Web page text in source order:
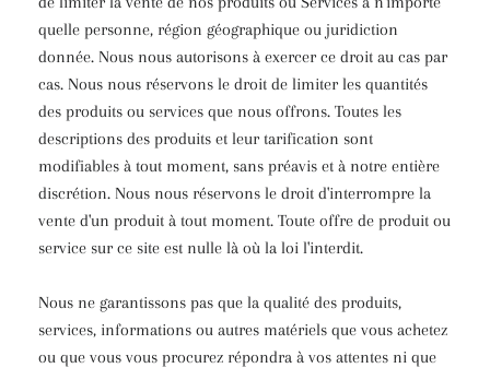
quelle personne, région géographique ou juridiction
donnée. Nous nous autorisons à exercer ce droit au cas par
cas. Nous nous réservons le droit de limiter les quantités
des produits ou services que nous offrons. Toutes les
descriptions des produits et leur tarification sont
modifiables à tout moment, sans préavis et à notre entière
discrétion. Nous nous réservons le droit d'interrompre la
vente d'un produit à tout moment. Toute offre de produit ou
service sur ce site est nulle là où la loi l'interdit.
Nous ne garantissons pas que la qualité des produits,
services, informations ou autres matériels que vous achetez
ou que vous vous procurez répondra à vos attentes ni que